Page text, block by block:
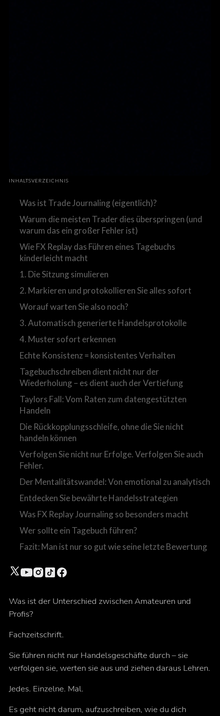
Was ist der Unterschied zwischen Amateuren und
Profis?
Fachzeitschrift.
Sie führen nicht nur Handelsgeschäfte durch – sie
verfolgen sie, werten sie aus und ziehen daraus Lehren.
Jedes. Einzelne. Mal.
Es geht nicht darum, aufzuschreiben, wie du dich
INHALTSVERZEICHNIS
Was ist Trade Journaling (eigentlich)?
Warum die meisten Trader dies überspringen (und
warum das ein großer Fehler ist)
Wie FX Replay das Führen eines Tagebuchs
kinderleicht macht
1. Die Sitzung simulieren
2. Markieren und protokollieren Sie alles sofort
Worauf warten Sie also noch?
3. Automatisch generierte Handelsprotokolle
4. Muster sofort erkennen
Echte Konsistenz = konsistentes Verhalten
Tagebuchschreiben dient nicht nur der
Wiederholung – es dient auch der Vertiefung
Taylors Fall: Vom Raten zum datengestützten
Handeln
Die Rückkopplungsschleife, ohne die Sie nicht
handeln können
Verfolgen Sie nicht nur Erfolge. Verfolgen Sie auch
Fehler.
Der Mentalitätswandel: Von emotional zu analytisch
Entdecken Sie bewährte Handelsstrategien
Was FX Replay Journaling so besonders macht
Wer sollte ein Tagebuch führen?
Fazit: Man ist nur so gut wie seine letzte Bewertung